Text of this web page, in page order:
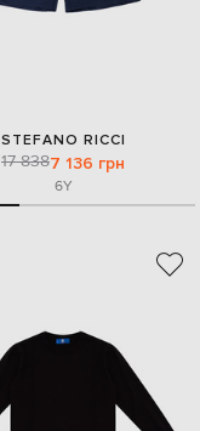
STEFANO RICCI
17 8387 136 грн
6Y